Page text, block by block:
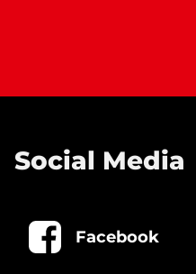
Social Media
Facebook